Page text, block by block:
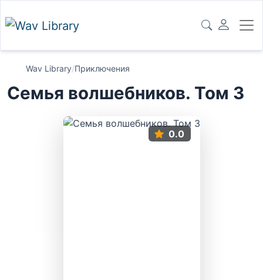
Wav Library/Приключения
Семья волшебников. Том 3
0.0